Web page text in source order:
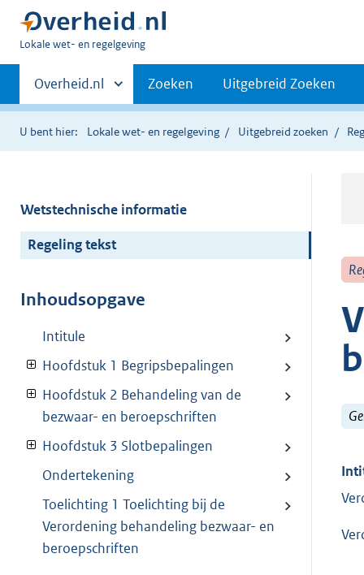
U
hier:
Lokale wet- en regelgeving
Primaire
navigatie
Andere
sites
binnen
Overheid.nl Zoeken Uitgebreid Zoeken
U bent hier: Lokale wet- en regelgeving Uitgebreid zoeken
Wetstechnische informatie
Regeling tekst
Inhoudsopgave
Intitule
Hoofdstuk 1 Begripsbepalingen
Hoofdstuk 2 Behandeling van de
bezwaar- en beroepschriften
Hoofdstuk 3 Slotbepalingen
Ondertekening
Toelichting 1 Toelichting bij de
Verordening behandeling bezwaar- en
beroepschriften